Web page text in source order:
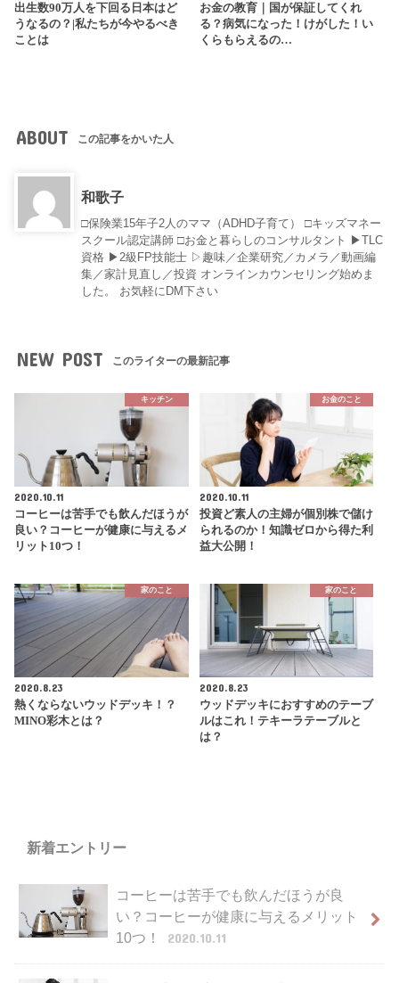
出生数90万人を下回る日本はど
うなるの？|私たちが今やるべき
ことは
お金の教育｜国が保証してくれ
る？病気になった！けがした！い
くらもらえるの…
ABOUT この記事をかいた人
和歌子
□保険業15年子2人のママ（ADHD子育て） □キッズマネー
スクール認定講師 □お金と暮らしのコンサルタント ▶︎TLC
資格 ▶︎2級FP技能士 ▷趣味／企業研究／カメラ／動画編
集／家計見直し／投資 オンラインカウンセリング始めま
した。 お気軽にDM下さい
NEW POST このライターの最新記事
キッチン
2020.10.11
コーヒーは苦手でも飲んだほうが
良い？コーヒーが健康に与えるメ
リット10つ！
お金のこと
2020.10.11
投資ど素人の主婦が個別株で儲け
られるのか！知識ゼロから得た利
益大公開！
家のこと
2020.8.23
熱くならないウッドデッキ！？
MINO彩木とは？
家のこと
2020.8.23
ウッドデッキにおすすめのテーブ
ルはこれ！テキーラテーブルと
は？
新着エントリー
コーヒーは苦手でも飲んだほうが良
い？コーヒーが健康に与えるメリット
10つ！
2020.10.11